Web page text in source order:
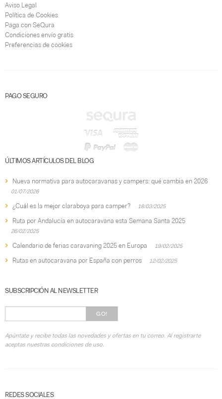
Aviso Legal
Política de Cookies
Paga con SeQura
Condiciones envío gratis
Preferencias de cookies
PAGO SEGURO
ÚLTIMOS ARTÍCULOS DEL BLOG
Nueva normativa para autocaravanas y campers: qué cambia en 2026
01/07/2026
¿Cuál es la mejor claraboya para camper? 18/03/2025
Ruta por Andalucía en autocaravana esta Semana Santa 2025
26/02/2025
Calendario de ferias caravaning 2025 en Europa 19/02/2025
Rutas en autocaravana por España con perros 12/02/2025
SUBSCRIPCIÓN AL NEWSLETTER
GO!
Apúntate y recibe todas las novedades y ofertas en tu correo. Al registrarte
aceptas nuestras condiciones de uso.
REDES SOCIALES